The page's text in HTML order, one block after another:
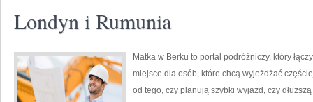
Londyn i Rumunia
Matka w Berku to portal podróżniczy, który
miejsce dla osób, które chcą wyjeżdżać
od tego, czy planują szybki wyjazd, czy